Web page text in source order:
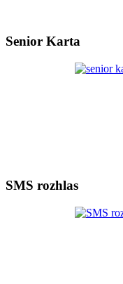
Senior Karta
SMS rozhlas